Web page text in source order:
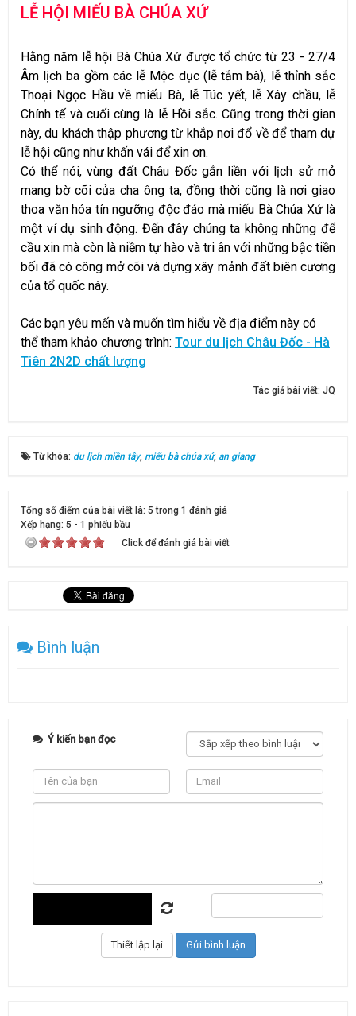
LỄ HỘI MIẾU BÀ CHÚA XỨ
Hằng năm lễ hội Bà Chúa Xứ được tổ chức từ 23 - 27/4
Âm lịch ba gồm các lễ Mộc dục (lễ tắm bà), lễ thỉnh sắc
Thoại Ngọc Hầu về miếu Bà, lễ Túc yết, lễ Xây chầu, lễ
Chính tế và cuối cùng là lễ Hồi sắc. Cũng trong thời gian
này, du khách thập phương từ khắp nơi đổ về để tham dự
lễ hội cũng như khấn vái để xin ơn.
Có thể nói, vùng đất Châu Đốc gắn liền với lịch sử mở
mang bờ cõi của cha ông ta, đồng thời cũng là nơi giao
thoa văn hóa tín ngưỡng độc đáo mà miếu Bà Chúa Xứ là
một ví dụ sinh động. Đến đây chúng ta không những để
cầu xin mà còn là niềm tự hào và tri ân với những bậc tiền
bối đã có công mở cõi và dựng xây mảnh đất biên cương
của tổ quốc này.
Các bạn yêu mến và muốn tìm hiểu về địa điểm này có
thể tham khảo chương trình: Tour du lịch Châu Đốc - Hà
Tiên 2N2D chất lượng
Tác giả bài viết: JQ
Từ khóa: du lịch miền tây, miếu bà chúa xứ, an giang
Tổng số điểm của bài viết là: 5 trong 1 đánh giá
Xếp hạng: 5 - 1 phiếu bầu
Click để đánh giá bài viết
Bình luận
Ý kiến bạn đọc